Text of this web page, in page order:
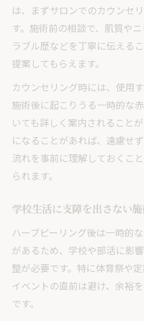
は、まずサロンでのカウンセ
す。施術前の相談で、肌質や
ラブル歴などを丁寧に伝える
提案してもらえます。
カウンセリング時には、使用
施術後に起こりうる一時的な
いても詳しく案内されること
になることがあれば、遠慮せ
流れを事前に理解しておくこ
られます。
学校生活に支障を出さない
ハーブピーリング後は一時的
があるため、学校や部活に影
整が必要です。特に体育祭や
イベントの直前は避け、余裕
です。